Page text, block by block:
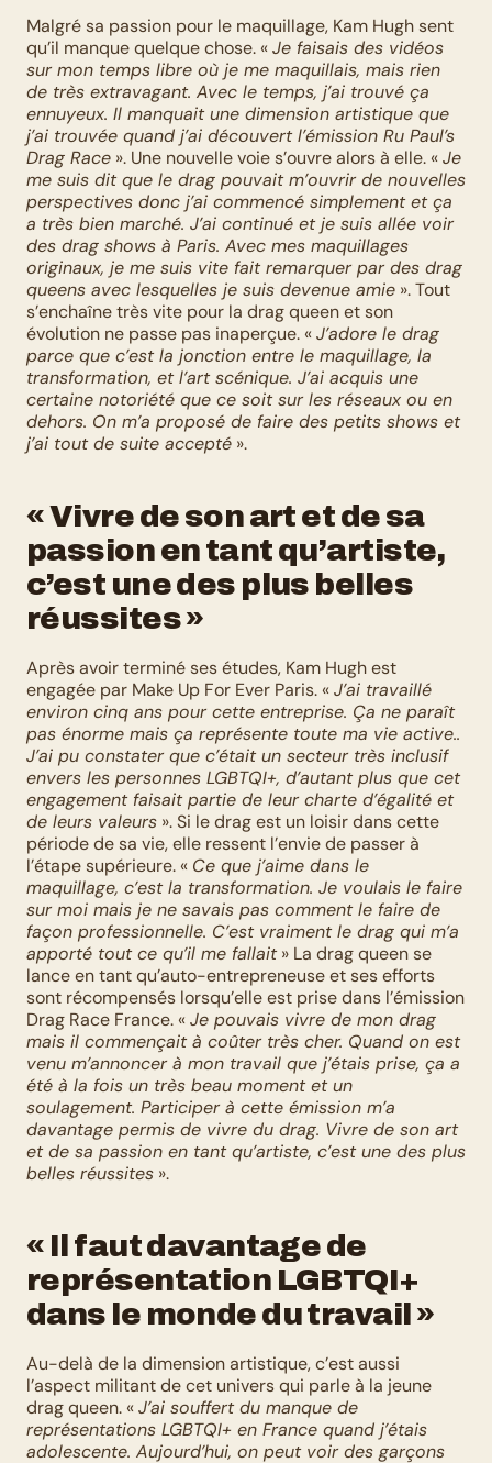
Malgré sa passion pour le maquillage, Kam Hugh sent
qu’il manque quelque chose. « Je faisais des vidéos
sur mon temps libre où je me maquillais, mais rien
de très extravagant. Avec le temps, j’ai trouvé ça
ennuyeux. Il manquait une dimension artistique que
j’ai trouvée quand j’ai découvert l’émission Ru Paul’s
Drag Race ». Une nouvelle voie s’ouvre alors à elle. « Je
me suis dit que le drag pouvait m’ouvrir de nouvelles
perspectives donc j’ai commencé simplement et ça
a très bien marché. J’ai continué et je suis allée voir
des drag shows à Paris. Avec mes maquillages
originaux, je me suis vite fait remarquer par des drag
queens avec lesquelles je suis devenue amie ». Tout
s’enchaîne très vite pour la drag queen et son
évolution ne passe pas inaperçue. « J’adore le drag
parce que c’est la jonction entre le maquillage, la
transformation, et l’art scénique. J’ai acquis une
certaine notoriété que ce soit sur les réseaux ou en
dehors. On m’a proposé de faire des petits shows et
j’ai tout de suite accepté ».
« Vivre de son art et de sa
passion en tant qu’artiste,
c’est une des plus belles
réussites »
Après avoir terminé ses études, Kam Hugh est
engagée par Make Up For Ever Paris. « J’ai travaillé
environ cinq ans pour cette entreprise. Ça ne paraît
pas énorme mais ça représente toute ma vie active..
J’ai pu constater que c’était un secteur très inclusif
envers les personnes LGBTQI+, d’autant plus que cet
engagement faisait partie de leur charte d’égalité et
de leurs valeurs ». Si le drag est un loisir dans cette
période de sa vie, elle ressent l’envie de passer à
l’étape supérieure. « Ce que j’aime dans le
maquillage, c’est la transformation. Je voulais le faire
sur moi mais je ne savais pas comment le faire de
façon professionnelle. C’est vraiment le drag qui m’a
apporté tout ce qu’il me fallait » La drag queen se
lance en tant qu’auto-entrepreneuse et ses efforts
sont récompensés lorsqu’elle est prise dans l’émission
Drag Race France. « Je pouvais vivre de mon drag
mais il commençait à coûter très cher. Quand on est
venu m’annoncer à mon travail que j’étais prise, ça a
été à la fois un très beau moment et un
soulagement. Participer à cette émission m’a
davantage permis de vivre du drag. Vivre de son art
et de sa passion en tant qu’artiste, c’est une des plus
belles réussites ».
« Il faut davantage de
représentation LGBTQI+
dans le monde du travail »
Au-delà de la dimension artistique, c’est aussi
l’aspect militant de cet univers qui parle à la jeune
drag queen. « J’ai souffert du manque de
représentations LGBTQI+ en France quand j’étais
adolescente. Aujourd’hui, on peut voir des garçons